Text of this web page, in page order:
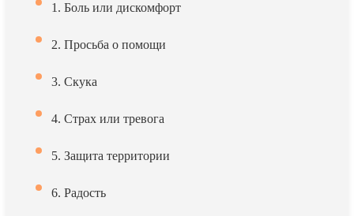
1. Боль или дискомфорт
2. Просьба о помощи
3. Скука
4. Страх или тревога
5. Защита территории
6. Радость